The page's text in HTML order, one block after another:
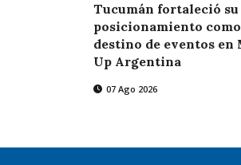
Tucumán fortaleció su
posicionamiento como
destino de eventos en
Up Argentina
07 Ago 2026